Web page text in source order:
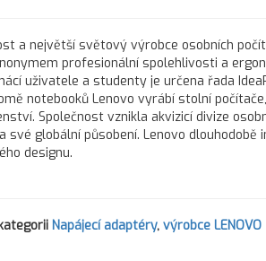
a největší světový výrobce osobních
profesionální spolehlivosti a
uživatele a studenty je určena řada
notebooků Lenovo vyrábí stolní
Společnost vznikla akvizicí divize
globální působení. Lenovo dlouhodobě
designu.
Napájecí adaptéry, výrobce LENOVO